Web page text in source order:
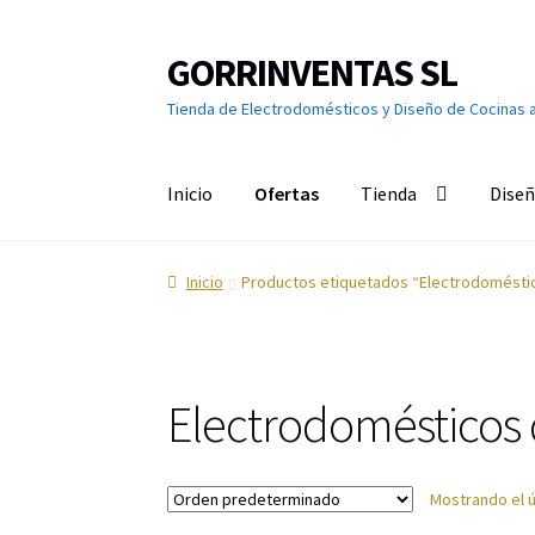
Ir
a
la
Ir
al
contenido
GORRINVENTAS SL
Tienda de Electrodomésticos y Diseño de Cocinas
Inicio Ofertas Tienda
Inicio Ofertas Accesorios de TVAire
Cuidado del cabello
Inicio Productos etiquetados
Electrodomésticos
Mostrando el